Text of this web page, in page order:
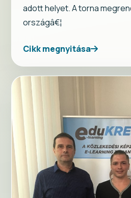
adott helyet. A torna
országâ€¦
Cikk megnyitása